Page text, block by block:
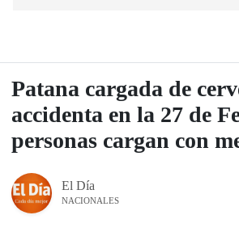
Patana cargada de
accidenta en la 27 de
personas cargan con
El Día
NACIONALES